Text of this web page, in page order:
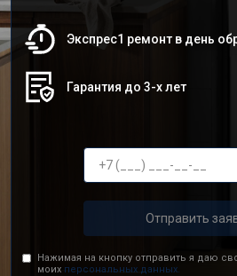
Экспрес1 ремонт в день
Гарантия до 3-х лет
Отправить
Нажимая на кнопку отправить я даю
моих персональных данных.